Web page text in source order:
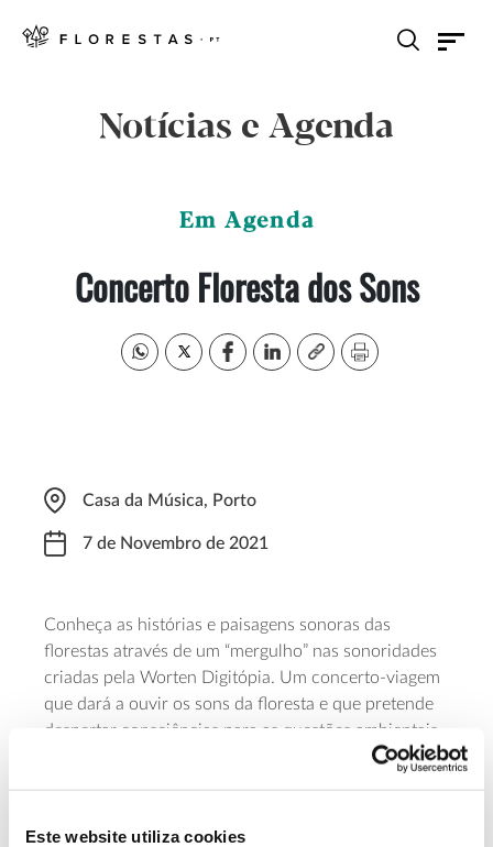
Este website utiliza cookies
Notícias e Agenda
Em Agenda
Concerto Floresta dos Sons
Casa da Música, Porto
7 de Novembro de 2021
Conheça as histórias e paisagens sonoras das
florestas através de um “mergulho” nas sonoridades
criadas pela Worten Digitópia. Um concerto-viagem
que dará a ouvir os sons da floresta e que pretende
despertar consciências para as questões ambientais.
O concerto, que decorre na sala 2 da Casa da
acompanhada de adulto custa 10 euros.